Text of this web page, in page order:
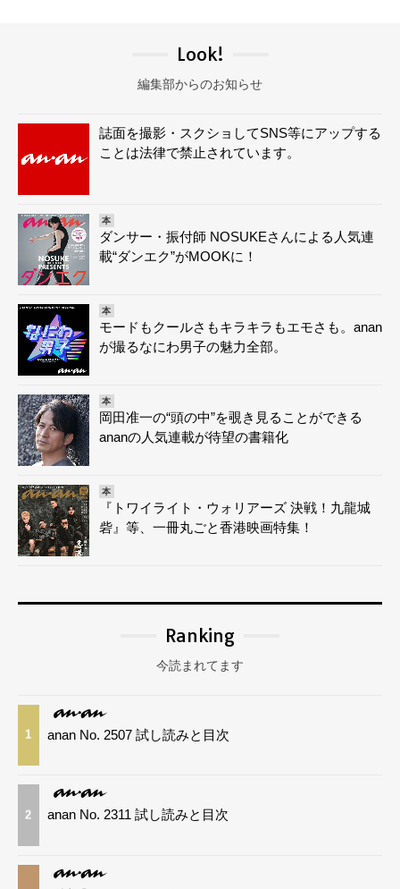
Look!
編集部からのお知らせ
誌面を撮影・スクショしてSNS等にアップする
ことは法律で禁止されています。
本
ダンサー・振付師 NOSUKEさんによる人気連
載“ダンエク”がMOOKに！
本
モードもクールさもキラキラもエモさも。anan
が撮るなにわ男子の魅力全部。
本
岡田准一の“頭の中”を覗き見ることができる
ananの人気連載が待望の書籍化
本
『トワイライト・ウォリアーズ 決戦！九龍城
砦』等、一冊丸ごと香港映画特集！
Ranking
今読まれてます
1 anan No. 2507 試し読みと目次
2 anan No. 2311 試し読みと目次